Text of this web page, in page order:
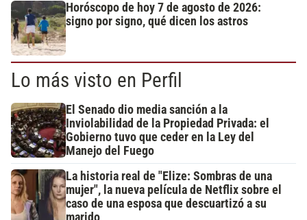
Horóscopo de hoy 7 de agosto de 2026:
signo por signo, qué dicen los astros
Lo más visto en Perfil
El Senado dio media sanción a la
Inviolabilidad de la Propiedad Privada: el
Gobierno tuvo que ceder en la Ley del
Manejo del Fuego
La historia real de "Elize: Sombras de una
mujer", la nueva película de Netflix sobre el
caso de una esposa que descuartizó a su